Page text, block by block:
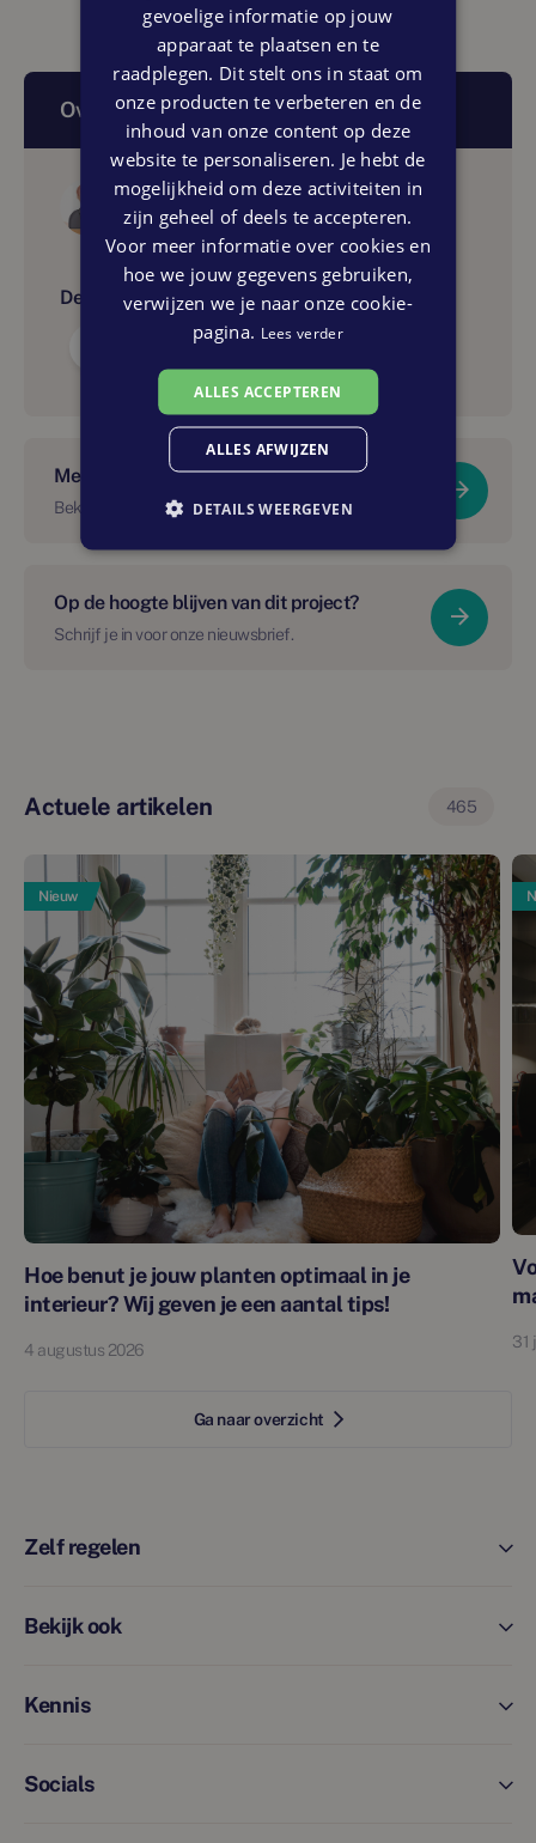
Over dit artikel
Auteur
Olsthoorn Makelaars
Delen:
Meer over dit project?
Bekijk Buitenplaats Hofstede | Appartementen
Op de hoogte blijven van dit project?
Schrijf je in voor onze nieuwsbrief.
Actuele artikelen 465
Nieuw
Hoe benut je jouw planten optimaal in je
interieur? Wij geven je een aantal tips!
4 augustus 2026 31
Ga naar overzicht
Zelf regelen
Bekijk ook
Kennis
Socials
gevoelige informatie op jouw
apparaat te plaatsen en te
raadplegen. Dit stelt ons in staat om
onze producten te verbeteren en de
inhoud van onze content op deze
website te personaliseren. Je hebt de
mogelijkheid om deze activiteiten in
zijn geheel of deels te accepteren.
Voor meer informatie over cookies en
hoe we jouw gegevens gebruiken,
verwijzen we je naar onze cookie-
pagina. Lees verder
ALLES ACCEPTEREN
ALLES AFWIJZEN
DETAILS WEERGEVEN